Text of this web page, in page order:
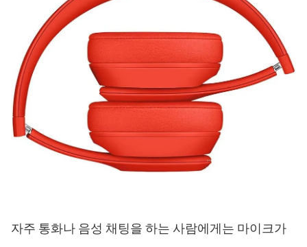
자주 통화나 음성 채팅을 하는 사람에게는 마이크가